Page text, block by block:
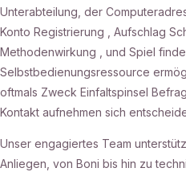
Unterabteilung, der
Konto Registrierung , Aufschlag
Methodenwirkung , und Spiel
Selbstbedienungsressource
oftmals Zweck Einfaltspinsel
Kontakt aufnehmen sich
Unser engagiertes Team
Anliegen, von Boni bis hin zu